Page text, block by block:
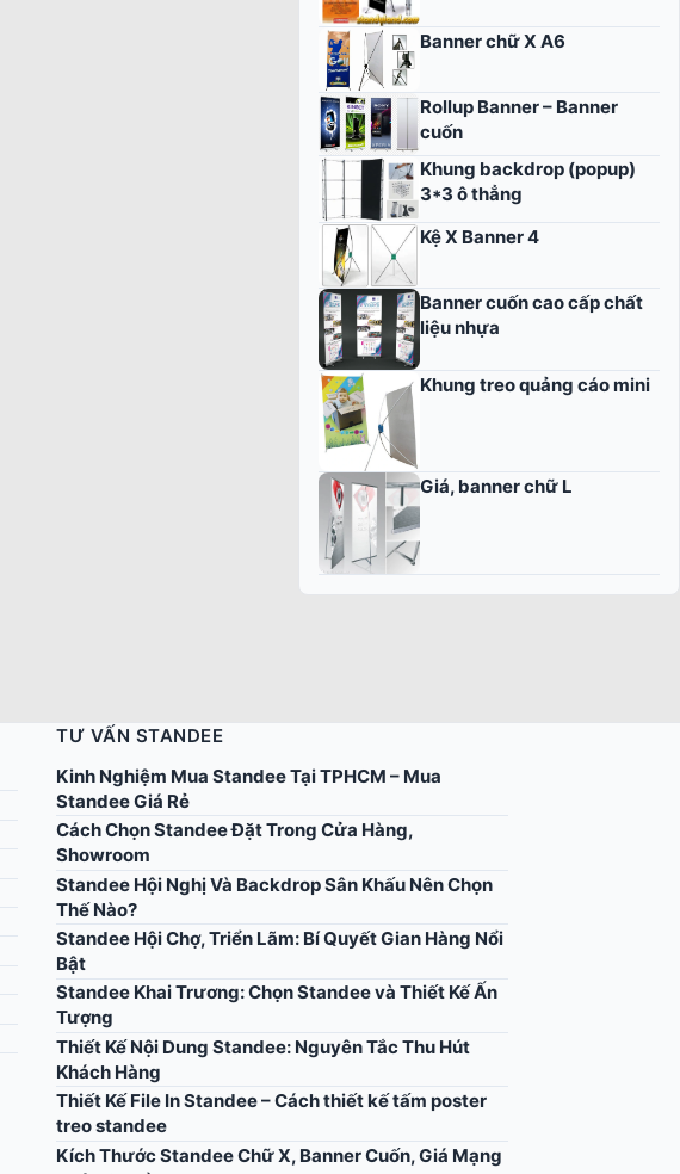
Banner chữ X A6
Rollup Banner – Banner
cuốn
Khung backdrop (popup)
3*3 ô thẳng
Kệ X Banner 4
Banner cuốn cao cấp chất
liệu nhựa
Khung treo quảng cáo mini
Giá, banner chữ L
TƯ VẤN STANDEE
Kinh Nghiệm Mua Standee Tại TPHCM – Mua
Standee Giá Rẻ
Cách Chọn Standee Đặt Trong Cửa Hàng,
Showroom
Standee Hội Nghị Và Backdrop Sân Khấu Nên Chọn
Thế Nào?
Standee Hội Chợ, Triển Lãm: Bí Quyết Gian Hàng Nổi
Bật
Standee Khai Trương: Chọn Standee và Thiết Kế Ấn
Tượng
Thiết Kế Nội Dung Standee: Nguyên Tắc Thu Hút
Khách Hàng
Thiết Kế File In Standee – Cách thiết kế tấm poster
treo standee
Kích Thước Standee Chữ X, Banner Cuốn, Giá Mạng